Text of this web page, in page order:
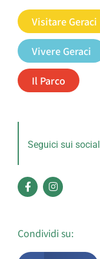
Visitare Geraci
Vivere Geraci
Il Parco
Seguici sui social
Condividi su: